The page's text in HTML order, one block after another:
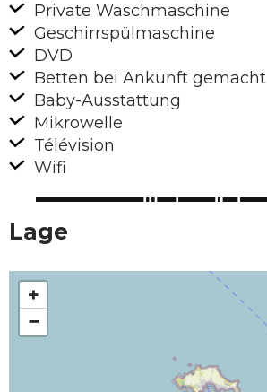
Private Waschmaschine
Geschirrspülmaschine
DVD
Betten bei Ankunft gemacht
Baby-Ausstattung
Mikrowelle
Télévision
Wifi
Lage
+
−